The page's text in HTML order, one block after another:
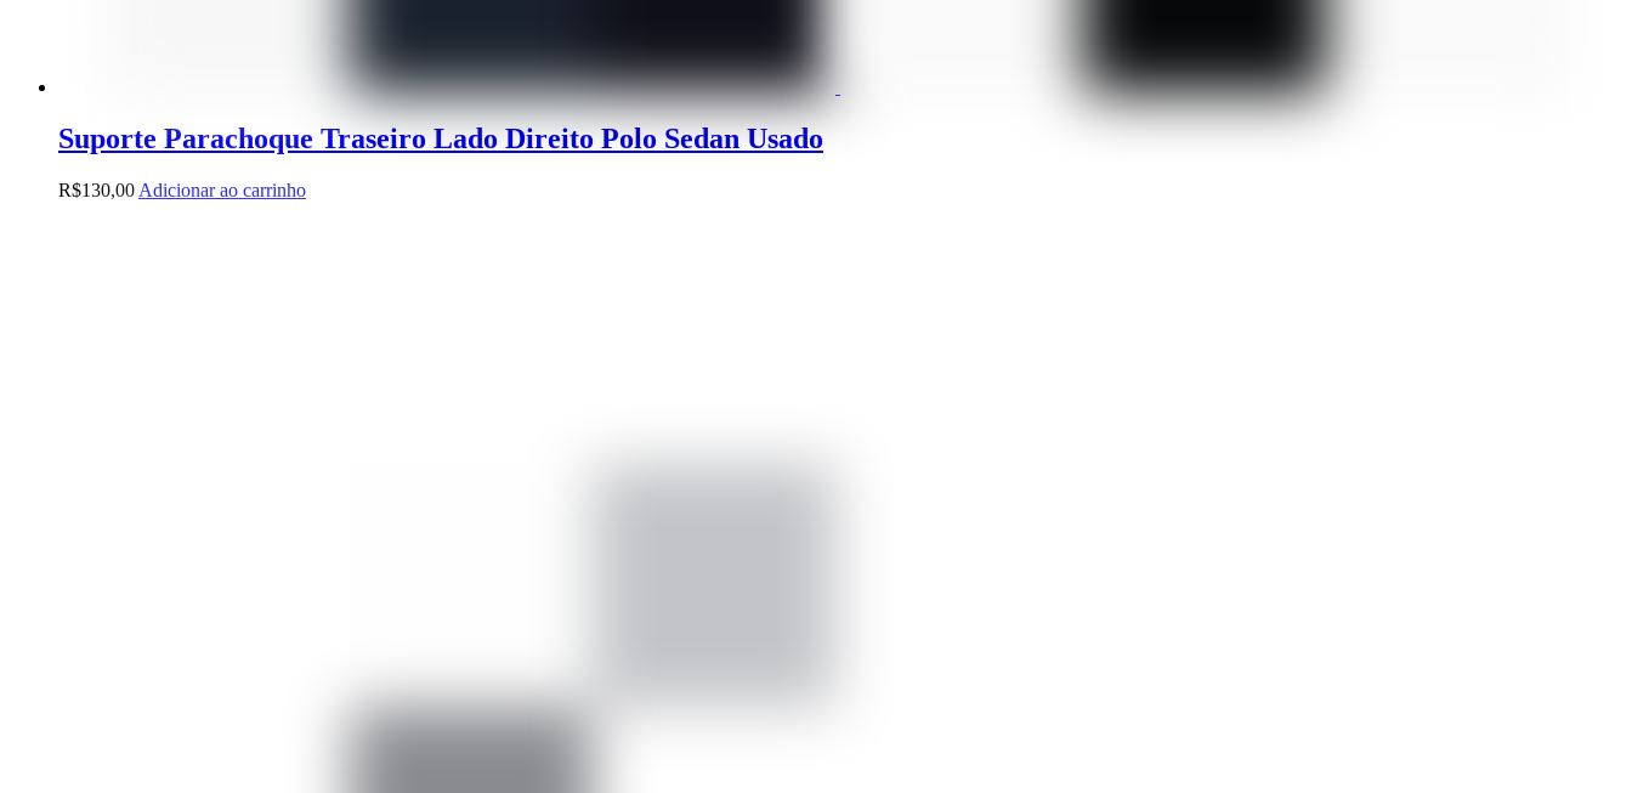
Suporte Parachoque Traseiro Lado Direito Polo Sedan Usado
R$130,00 Adicionar ao carrinho